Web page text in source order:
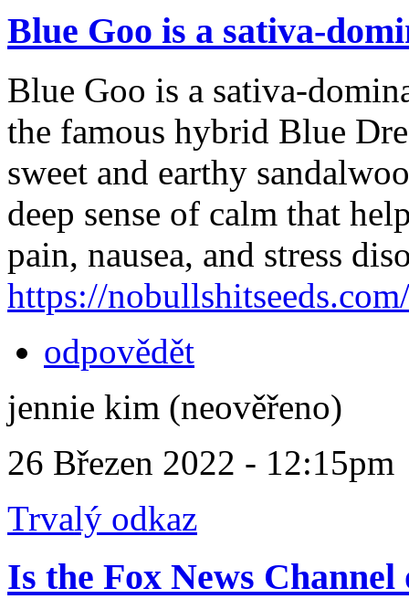
Blue Goo is a sativa-
Blue Goo is a sativa-
the famous hybrid Blue
sweet and earthy
deep sense of calm that
pain, nausea, and stress
https://
odpovědět
jennie kim (neověřeno)
26 Březen 2022 - 12:15pm
Trvalý odkaz
Is the Fox News